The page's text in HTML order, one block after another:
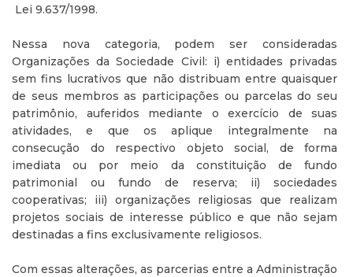
Lei 9.637/1998.
Nessa nova categoria, podem ser consideradas
Organizações da Sociedade Civil: i) entidades privadas
sem fins lucrativos que não distribuam entre quaisquer
de seus membros as participações ou parcelas do seu
patrimônio, auferidos mediante o exercício de suas
atividades, e que os aplique integralmente na
consecução do respectivo objeto social, de forma
imediata ou por meio da constituição de fundo
patrimonial ou fundo de reserva; ii) sociedades
cooperativas; iii) organizações religiosas que realizam
projetos sociais de interesse público e que não sejam
destinadas a fins exclusivamente religiosos.
Com essas alterações, as parcerias entre a Administração